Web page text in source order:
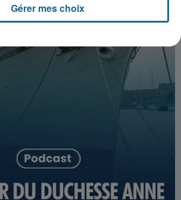
Gérer mes choix